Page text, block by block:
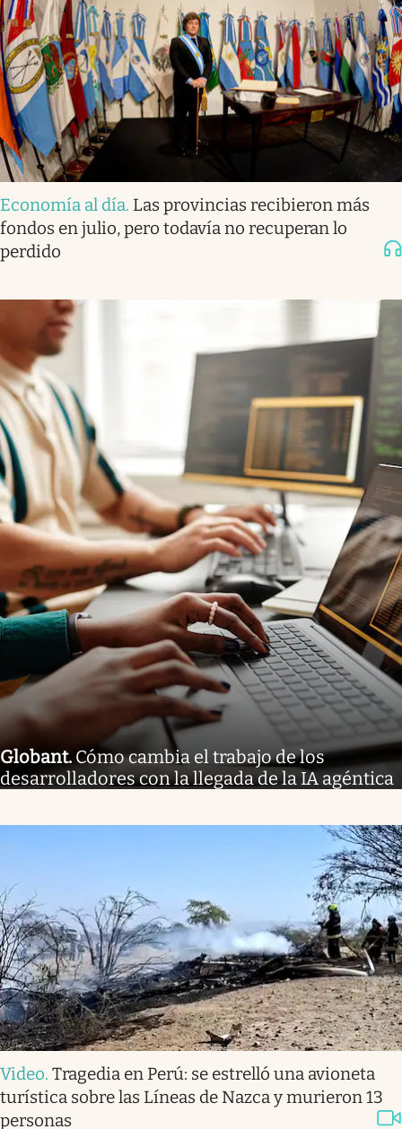
Economía al día. Las provincias recibieron más
fondos en julio, pero todavía no recuperan lo
perdido
Globant. Cómo cambia el trabajo de los
desarrolladores con la llegada de la IA agéntica
Video. Tragedia en Perú: se estrelló una avioneta
turística sobre las Líneas de Nazca y murieron 13
personas